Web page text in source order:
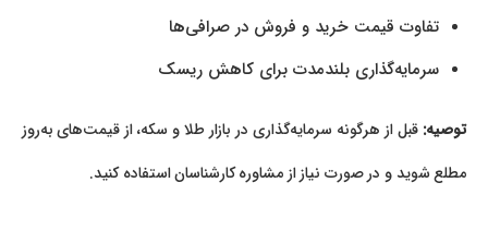
تفاوت قیمت خرید و فروش در صرافی‌ها
سرمایه‌گذاری بلندمدت برای کاهش ریسک
توصیه:قبل از هرگونه سرمایه‌گذاری در بازار طلا و سکه، از قیمت‌های به‌روز
مطلع شوید و در صورت نیاز از مشاوره کارشناسان استفاده کنید.